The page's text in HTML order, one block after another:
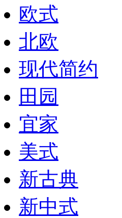
欧式
北欧
现代简约
田园
宜家
美式
新古典
新中式